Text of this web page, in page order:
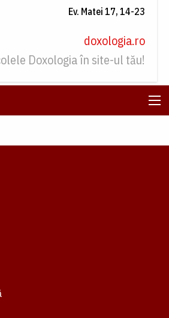
Ev. Matei 17, 14-23
doxologia.ro
Doxologia în site-ul tău!